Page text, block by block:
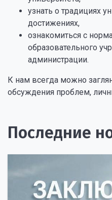
узнать о традициях
достижениях,
ознакомиться с
образовательного
администрации.
К нам всегда можно
обсуждения проблем,
Последние